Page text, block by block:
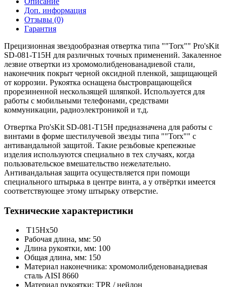
Доп. информация
Отзывы (0)
Гарантия
Прецизионная звездообразная отвертка типа ""Torx"" Pro'sKit
SD-081-T15H для различных точных применений. Закаленное
лезвие отвертки из хромомолибденованадиевой стали,
наконечник покрыт черной оксидной пленкой, защищающей
от коррозии. Рукоятка оснащена быстровращающейся
прорезиненной нескользящей шляпкой. Используется для
работы с мобильными телефонами, средствами
коммуникации, радиоэлектроникой и т.д.
Отвертка Pro'sKit SD-081-T15H предназначена для работы с
винтами в форме шестилучевой звезды типа ""Torx"" с
антивандальной защитой. Такие резьбовые крепежные
изделия используются специально в тех случаях, когда
пользовательское вмешательство нежелательно.
Антивандальная защита осуществляется при помощи
специального штырька в центре винта, а у отвёртки имеется
соответствующее этому штырьку отверстие.
Технические характеристики
T15Hх50
Рабочая длина, мм: 50
Длина рукоятки, мм: 100
Общая длина, мм: 150
Материал наконечника: хромомолибденованадиевая
сталь AISI 8660
Материал рукоятки: TPR / нейлон